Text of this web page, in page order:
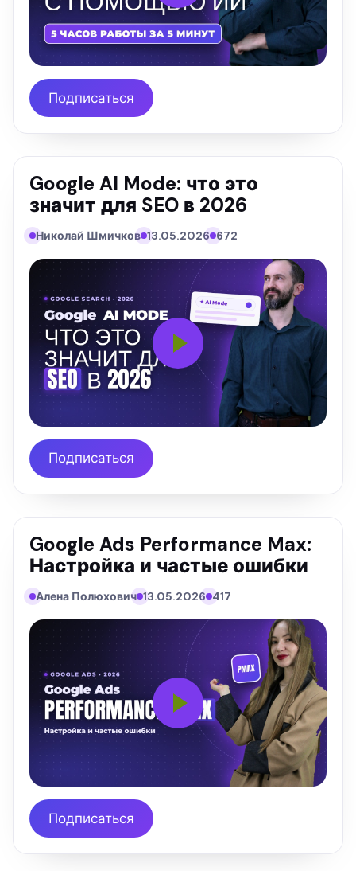
Подписаться
Google AI Mode: что это
значит для SEO в 2026
Николай Шмичков 13.05.2026 672
Подписаться
Google Ads Performance Max:
Настройка и частые ошибки
Алена Полюхович 13.05.2026 417
Подписаться